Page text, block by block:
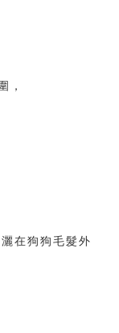
，
在狗狗毛髮外